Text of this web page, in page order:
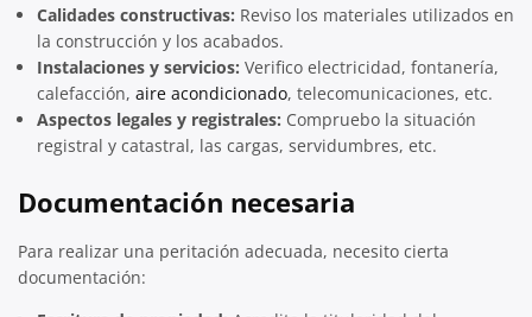
Calidades constructivas: Reviso los materiales utilizados en
la construcción y los acabados.
Instalaciones y servicios: Verifico electricidad, fontanería,
calefacción, aire acondicionado, telecomunicaciones, etc.
Aspectos legales y registrales: Compruebo la situación
registral y catastral, las cargas, servidumbres, etc.
Documentación necesaria
Para realizar una peritación adecuada, necesito cierta
documentación: